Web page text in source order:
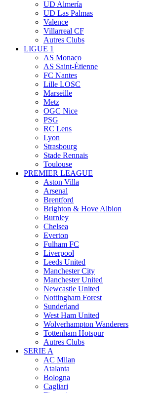
UD Almería
UD Las Palmas
Valence
Villarreal CF
Autres Clubs
LIGUE 1
AS Monaco
AS Saint-Étienne
FC Nantes
Lille LOSC
Marseille
Metz
OGC Nice
PSG
RC Lens
Lyon
Strasbourg
Stade Rennais
Toulouse
PREMIER LEAGUE
Aston Villa
Arsenal
Brentford
Brighton & Hove Albion
Burnley
Chelsea
Everton
Fulham FC
Liverpool
Leeds United
Manchester City
Manchester United
Newcastle United
Nottingham Forest
Sunderland
West Ham United
Wolverhampton Wanderers
Tottenham Hotspur
Autres Clubs
SERIE A
AC Milan
Atalanta
Bologna
Cagliari